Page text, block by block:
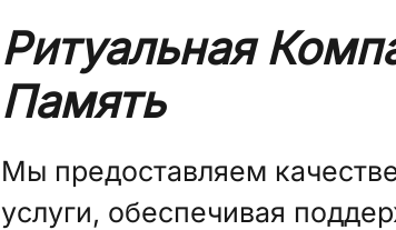
Ритуальная
Память
Мы предоставляем
услуги, обеспечивая